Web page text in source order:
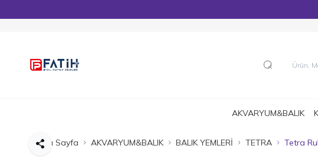
AKVARYUM&BALIK
Ana Sayfa AKVARYUM&BALIK BALIK YEMLERİ TETRA Tetra
Paylaş